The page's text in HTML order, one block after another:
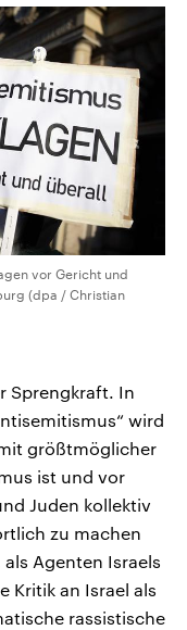
vor Gericht und
(dpa / Christian
Sprengkraft. In
wird
größtmöglicher
ist und vor
Juden kollektiv
zu machen
Agenten Israels
Kritik an Israel als
rassistische